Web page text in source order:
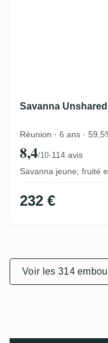
Savanna
Réunion · 6 ans ·
8,4/10·114 avis
Savanna jeune, fruité
232 €
Voir les 314